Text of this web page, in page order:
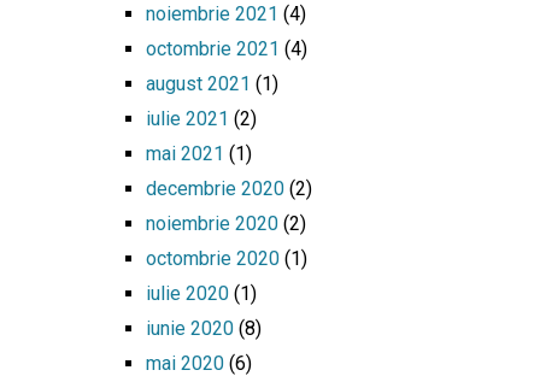
noiembrie 2021 (4)
octombrie 2021 (4)
august 2021 (1)
iulie 2021 (2)
mai 2021 (1)
decembrie 2020(2)
noiembrie 2020(2)
octombrie 2020(1)
iulie 2020(1)
iunie 2020(8)
mai 2020(6)